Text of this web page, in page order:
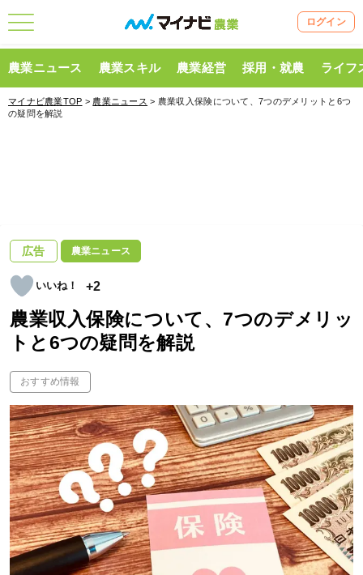
ログイン
農業ニュース 農業スキル 農業経営 採用・就農 ライフ
マイナビ農業TOP > 農業ニュース > 農業収入保険について、7つのデメリットと6つ
の疑問を解説
広告 農業ニュース
+2
農業収入保険について、7つのデメリッ
トと6つの疑問を解説
おすすめ情報